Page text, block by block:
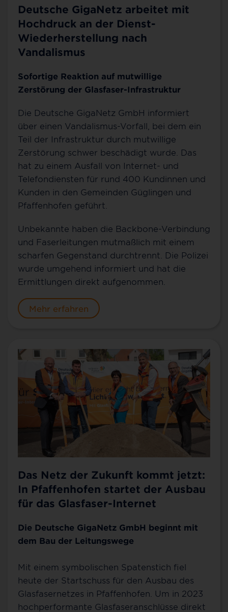
Deutsche GigaNetz arbeitet mit
Hochdruck an der Dienst-
Wiederherstellung nach
Vandalismus
Sofortige Reaktion auf mutwillige
Zerstörung der Glasfaser-Infrastruktur
Die Deutsche GigaNetz GmbH informiert
über einen Vandalismus-Vorfall, bei dem ein
Teil der Infrastruktur durch mutwillige
Zerstörung schwer beschädigt wurde. Das
hat zu einem Ausfall von Internet- und
Telefondiensten für rund 400 Kundinnen und
Kunden in den Gemeinden Güglingen und
Pfaffenhofen geführt.
Unbekannte haben die Backbone-Verbindung
und Faserleitungen mutmaßlich mit einem
scharfen Gegenstand durchtrennt. Die Polizei
wurde umgehend informiert und hat die
Ermittlungen direkt aufgenommen.
Mehr erfahren
Das Netz der Zukunft kommt jetzt:
In Pfaffenhofen startet der Ausbau
für das Glasfaser-Internet
Die Deutsche GigaNetz GmbH beginnt mit
dem Bau der Leitungswege
Mit einem symbolischen Spatenstich fiel
heute der Startschuss für den Ausbau des
Glasfasernetzes in Pfaffenhofen. Um in 2023
hochperformante Glasfaseranschlüsse direkt